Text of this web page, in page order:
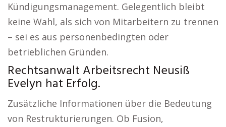
Kündigungsmanagement. Gelegentlich bleibt
keine Wahl, als sich von Mitarbeitern zu trennen
– sei es aus personenbedingten oder
betrieblichen Gründen.
Rechtsanwalt Arbeitsrecht Neusiß
Evelyn hat Erfolg.
Zusätzliche Informationen über die Bedeutung
von Restrukturierungen. Ob Fusion,